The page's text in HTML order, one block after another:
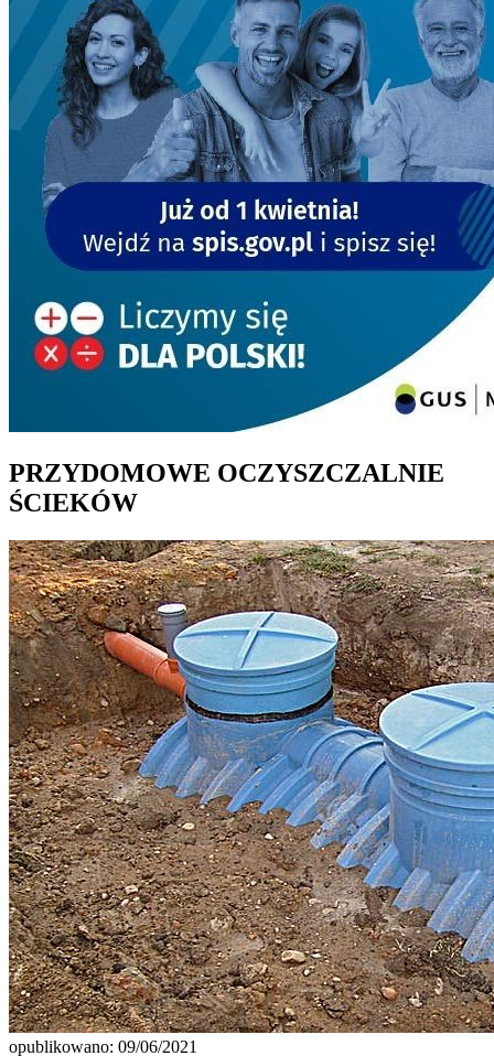
PRZYDOMOWE OCZYSZCZALNIE
ŚCIEKÓW
opublikowano: 09/06/2021